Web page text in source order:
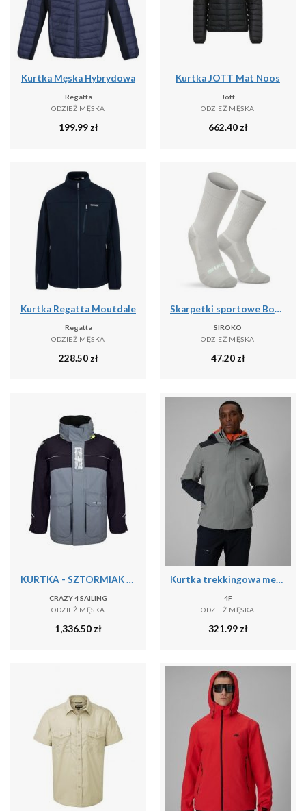
Kurtka Męska Hybrydowa
Regatta
ODZIEŻ MĘSKA
199.99 zł
Kurtka JOTT Mat Noos
Jott
ODZIEŻ MĘSKA
662.40 zł
Kurtka Regatta Moutdale
Regatta
ODZIEŻ MĘSKA
228.50 zł
Skarpetki sportowe Boombastic Siroko BBC Amp Gray
SIROKO
ODZIEŻ MĘSKA
47.20 zł
KURTKA - SZTORMIAK C4S BERGEN II CARBON/GRAFIT [M]
CRAZY 4 SAILING
ODZIEŻ MĘSKA
1,336.50 zł
Kurtka trekkingowa membrana 10000 męska 4F 4FRSS26TTJAM1269
4F
ODZIEŻ MĘSKA
321.99 zł